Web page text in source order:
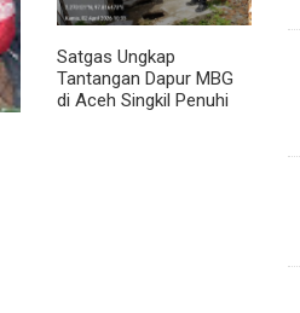
Satgas Ungkap
Tantangan Dapur MBG
di Aceh Singkil Penuhi